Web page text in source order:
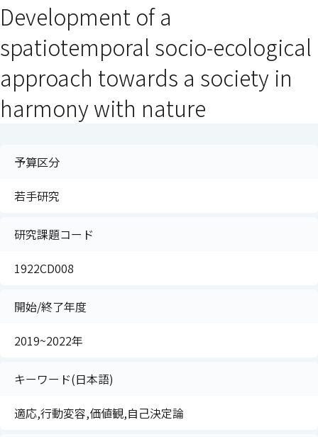
ドウで開きます）
ンドウで開きます）
ウインドウで開きます）
Development of a
spatiotemporal socio-ecological
approach towards a society in
harmony with nature
予算区分
若手研究
研究課題コード
1922CD008
開始/終了年度
2019~2022年
キーワード(日本語)
適応,行動変容,価値観,自己決定論